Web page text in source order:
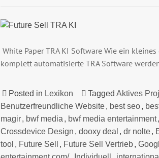
White Paper TRA KI Software Wie ein
komplett automatisierte TRA Software
Posted in Lexikon TaggedAktives
Benutzerfreundliche Website, best seo,
magir, bwf media , bwf media entertainment,
Crossdevice Design ,dooxy deal ,dr nolte,
tool , Future Sell , Future Sell Vertrieb,